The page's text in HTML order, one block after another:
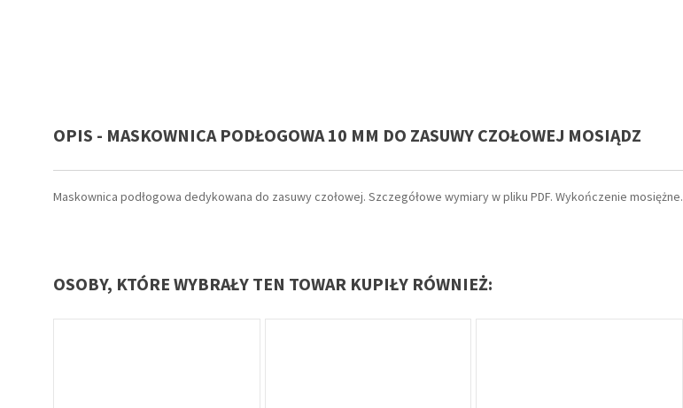
OPIS - MASKOWNICA PODŁOGOWA 10 MM DO ZASUWY CZOŁOWEJ MOSIĄDZ
Maskownica podłogowa dedykowana do zasuwy czołowej. Szczegółowe wymiary w pliku PDF. Wykończenie mosiężne.
OSOBY, KTÓRE WYBRAŁY TEN TOWAR KUPIŁY RÓWNIEŻ: